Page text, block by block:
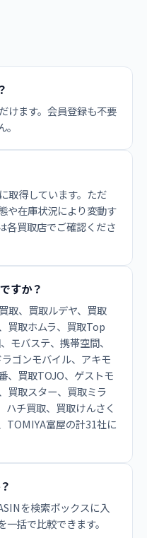
けます。会員登録も不要
取得しています。ただ
や在庫状況により変動す
各買取店でご確認くださ
すか？
取、買取ルデヤ、買取
買取ホムラ、買取Top
モバステ、携帯空間、
ゴンモバイル、アキモ
、買取TOJO、ゲストモ
買取スター、買取ミラ
ハチ買取、買取けんさく
TOMIYA富屋の計31社に
を検索ボックスに入
括で比較できます。